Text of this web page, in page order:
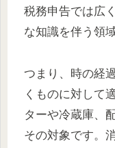
税務申告では広
な知識を伴う領
つまり、時の経
くものに対して
ターや冷蔵庫、
その対象です。